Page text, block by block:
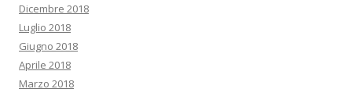
Dicembre 2018
Luglio 2018
Giugno 2018
Aprile 2018
Marzo 2018